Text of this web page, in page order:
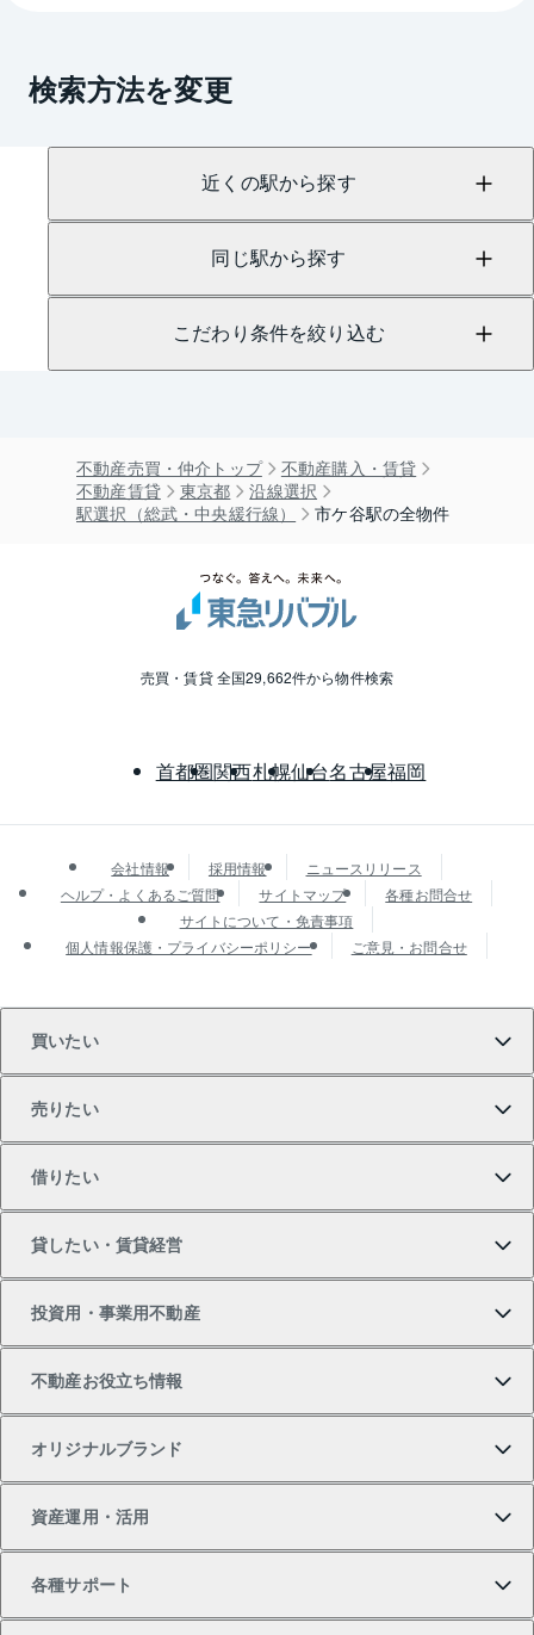
検索方法を変更
近くの駅から探す
同じ駅から探す
こだわり条件を絞り込む
不動産売買・仲介トップ
不動産購入・賃貸
不動産賃貸
東京都
沿線選択
駅選択（総武・中央緩行線）
市ケ谷駅の全物件
売買・賃貸 全国29,662件から物件検索
首都圏関西札幌仙台名古屋福岡
会社情報 採用情報
ニュースリリース
ヘルプ・よくあるご質問
サイトマップ
各種お問合せ
サイトについて・免責事項
個人情報保護・プライバシーポリシー
ご意見・お問合せ
買いたい
新築・分譲マンションの購入
中古マンションの購入
売りたい
マンションの売却・査定
一戸建ての売却・査定
借りたい
借りたいTOP
物件を借りる
貸したい・賃貸経営
貸したいTOP
投資用・事業用不動産
不動産お役立ち情報
オリジナルブランド
一棟リノベーションマンション L`GENTE（ルジェン
テ）
資産運用・活用
各種サポート